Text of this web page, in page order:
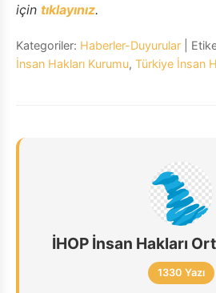
için tıklayınız.
Kategoriler: Haberler-Duyurular |
İnsan Hakları Kurumu, Türkiye İnsan
İHOP İnsan Hakları
1330 Yazı